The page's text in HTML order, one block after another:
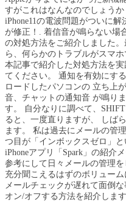
すがこれはなんなのでしょう
iPhone11の電波問題がついに
が修正！. 着信音が鳴らない場
の対処方法をご紹介しました
ら、何らかのトラブルがスマ
本記事で紹介した対処方法を
てください。 通知を有効にす
ロードしたパソコンの 立ち上
音、チャットの通知音 が鳴り
す。 自分なりに調べて、
ると、一度直りますが、 しば
ます。 私は過去にメールの管
つ目が「インボックスゼロ」
iPhoneアプリ「Spark」の紹介
参考にして日々メールの管理
充分聞こえるはずのボリュー
メールチェックが遅れて面倒
オン/オフする方法を紹介しま